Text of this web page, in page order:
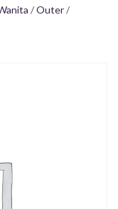
/Outer/